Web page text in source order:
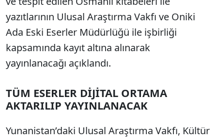
yazıtlarının Ulusal Araştırma Vakfı ve Oniki
Ada Eski Eserler Müdürlüğü ile işbirliği
kapsamında kayıt altına alınarak
yayınlanacağı açıklandı.
TÜM ESERLER DİJİTAL ORTAMA
AKTARILIP YAYINLANACAK
Yunanistan’daki Ulusal Araştırma Vakfı, Kültür